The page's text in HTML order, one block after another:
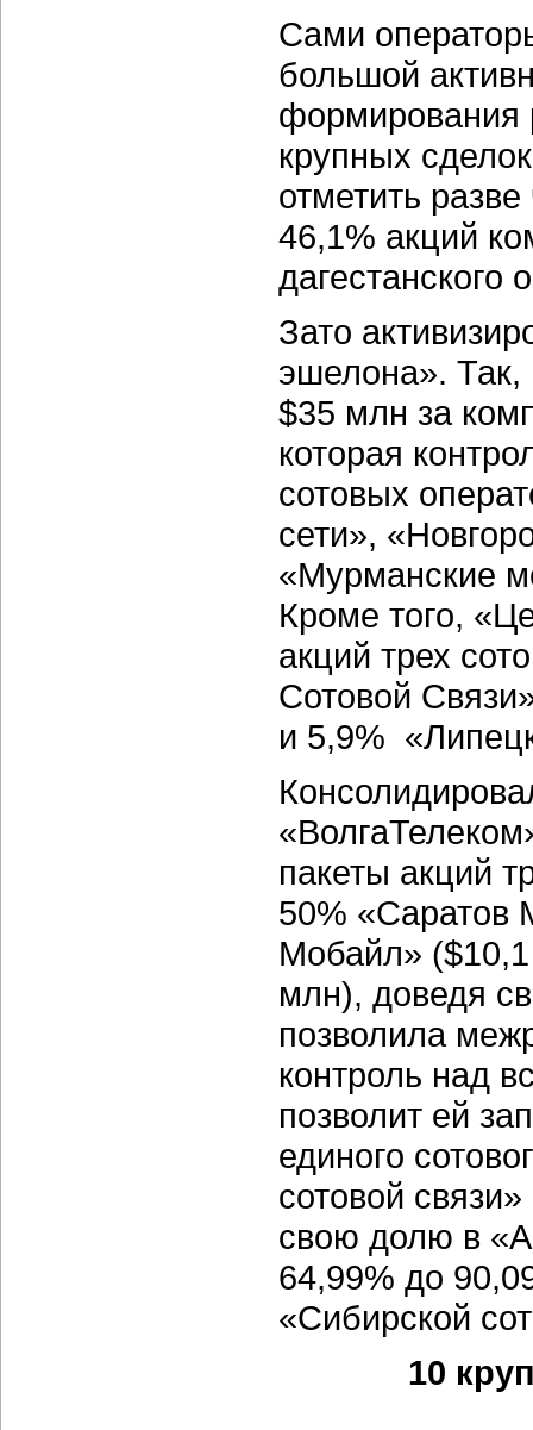
Сами
большой
формирования
крупных
отметить
46,1% акций
дагестанского
Зато
эшелона». Так,
$35 млн за
которая
сотовых
сети»,
«Мурманские
Кроме того,
акций трех
Сотовой
и 5,9%
пакеты акций
50% «Саратов
Мобайл»
млн), доведя
позволила
контроль над
позволит ей
единого
сотовой
свою долю в
64,99% до
«Сибирской
10